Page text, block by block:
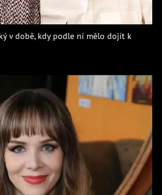
v době, kdy podle ní mělo dojít k